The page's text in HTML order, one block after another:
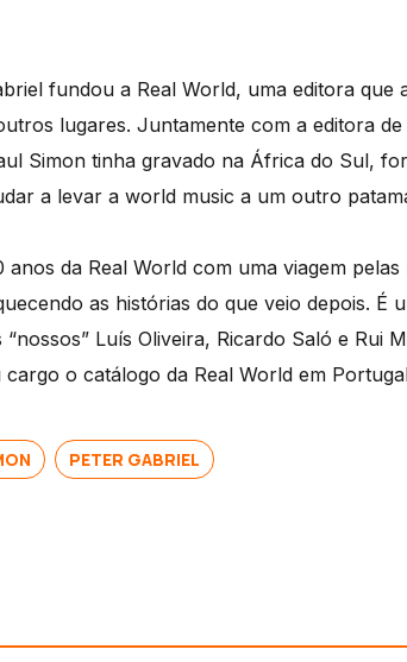
fundou a Real World, uma editora que
lugares. Juntamente com a editora
Simon tinha gravado na África do Sul,
a levar a world music a um outro
anos da Real World com uma viagem
as histórias do que veio depois. É
Luís Oliveira, Ricardo Saló e Rui
o catálogo da Real World em
PETER GABRIEL